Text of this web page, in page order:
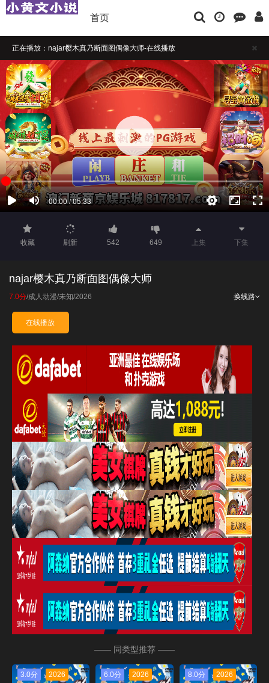
首页
正在播放：najar樱木真乃断面图偶像大师-在线播放
播放卡顿时，请做适当缓冲
如果觉得不错，请点击下方横幅广告注册支持，本站担保注册送彩金
收藏 刷新 542 649 上集 下集
najar樱木真乃断面图偶像大师
换线路
7.0分/成人动漫/未知/2026
在线播放
—— 同类型推荐 ——
3.0分 2026 6.0分 2026 8.0分 2026